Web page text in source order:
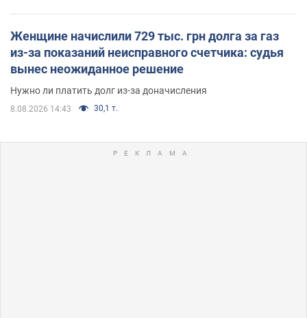
Женщине начислили 729 тыс. грн долга за газ
из-за показаний неисправного счетчика: судья
вынес неожиданное решение
Нужно ли платить долг из-за доначисления
8.08.2026 14:43 30,1 т.